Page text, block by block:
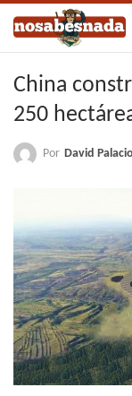
China
250
Por David Palacio